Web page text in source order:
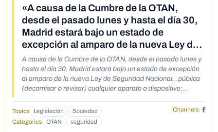
«A causa de la Cumbre de la OTAN,
desde el pasado lunes y hasta el día 30,
Madrid estará bajo un estado de
excepción al amparo de la nueva Ley de
Seguridad Nacional…pública (decomisar
o revisar) cualquier aparato o
dispositivo»
A causa de la Cumbre de la OTAN, desde el pasado lunes y
hasta el día 30, Madrid estará bajo un estado de excepción
al amparo de la nueva Ley de Seguridad Nacional…pública
(decomisar o revisar) cualquier aparato o dispositivo:
podrá registrar los IMEI’s de los teléfonos e inclusive, se
podrá disolver cualquier reunión o grupo de personas que
superen el número de 5, o aquellos que las Fuerzas de
Topics Legislación Sociedad
Channels:
Categories
OTAN seguridad